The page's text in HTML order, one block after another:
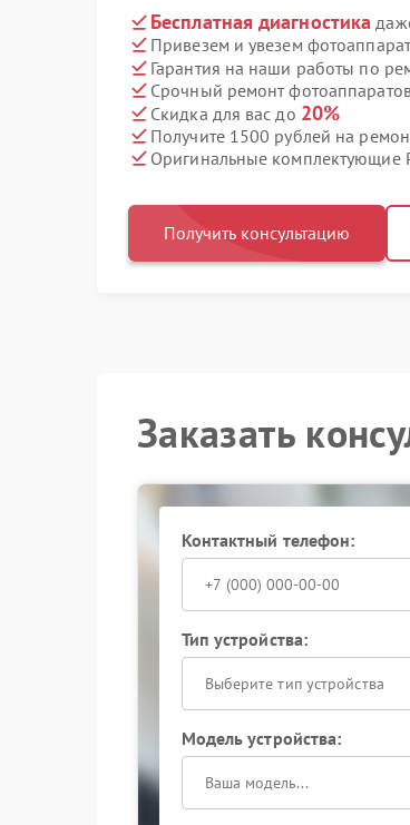
Бесплатная диагностика
Привезем и увезем
Гарантия на наши работы по
Срочный ремонт
Скидка для вас до 20%
Получите 1500 рублей на
Оригинальные комплектующие
Получить консультацию
Заказать
Контактный телефон:
Тип устройства:
Выберите тип устройства
Модель устройства: